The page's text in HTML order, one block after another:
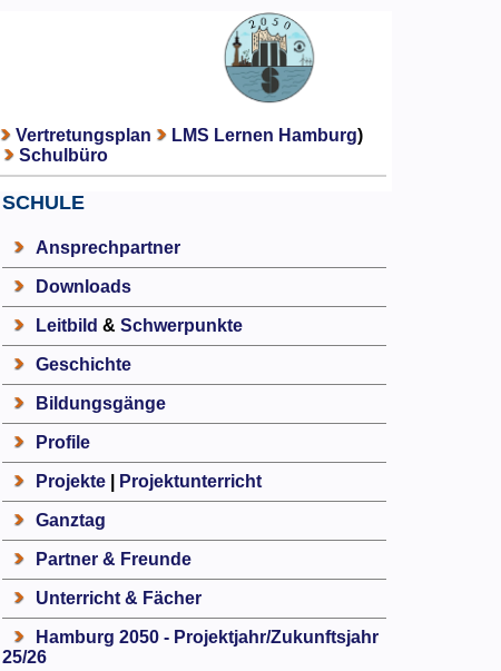
Vertretungsplan LMS Lernen Hamburg)
Schulbüro
SCHULE
Ansprechpartner
Downloads
Leitbild & Schwerpunkte
Geschichte
Bildungsgänge
Profile
Projekte| Projektunterricht
Ganztag
Partner & Freunde
Unterricht & Fächer
Hamburg 2050 - Projektjahr/Zukunftsjahr
25/26